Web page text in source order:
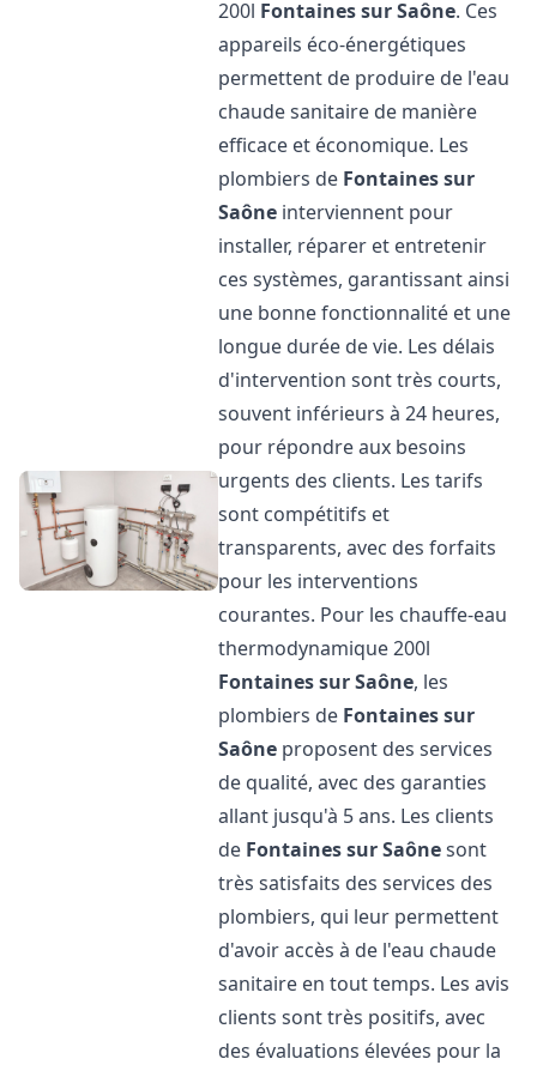
200l Fontaines sur Saône. Ces
appareils éco-énergétiques
permettent de produire de l'eau
chaude sanitaire de manière
efficace et économique. Les
plombiers de Fontaines sur
Saône interviennent pour
installer, réparer et entretenir
ces systèmes, garantissant ainsi
une bonne fonctionnalité et une
longue durée de vie. Les délais
d'intervention sont très courts,
souvent inférieurs à 24 heures,
pour répondre aux besoins
urgents des clients. Les tarifs
sont compétitifs et
transparents, avec des forfaits
pour les interventions
courantes. Pour les chauffe-eau
thermodynamique 200l
Fontaines sur Saône, les
plombiers de Fontaines sur
Saône proposent des services
de qualité, avec des garanties
allant jusqu'à 5 ans. Les clients
de Fontaines sur Saônesont
très satisfaits des services des
plombiers, qui leur permettent
d'avoir accès à de l'eau chaude
sanitaire en tout temps. Les avis
clients sont très positifs, avec
des évaluations élevées pour la